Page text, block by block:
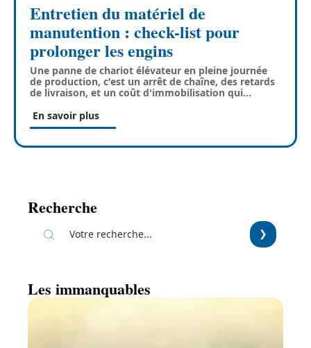
Entretien du matériel de
manutention : check-list pour
prolonger les engins
Une panne de chariot élévateur en pleine journée
de production, c'est un arrêt de chaîne, des retards
de livraison, et un coût d'immobilisation qui…
En savoir plus
Recherche
Les immanquables